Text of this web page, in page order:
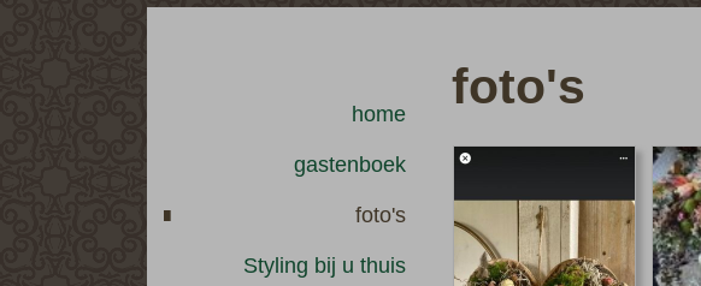
home
gastenboek
foto's
Styling bij u thuis
foto's